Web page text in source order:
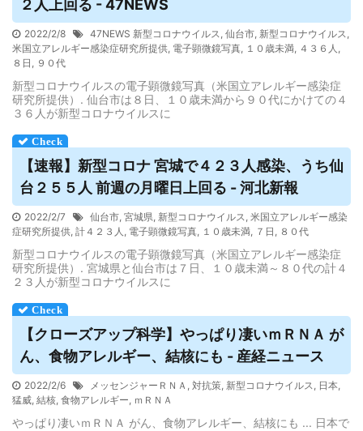
２人上回る - 47NEWS
2022/2/8 47NEWS 新型コロナウイルス, 仙台市, 新型コロナウイルス,
米国立アレルギー感染症研究所提供, 電子顕微鏡写真, １０歳未満, ４３６人 ,
８日 , ９０代
新型コロナウイルスの電子顕微鏡写真（米国立アレルギー感染症
研究所提供）. 仙台市は８日、１０歳未満から９０代にかけての４
３６人が新型コロナウイルスに
【速報】新型コロナ 宮城で４２３人感染、うち仙
台２５５人 前週の月曜日上回る - 河北新報
2022/2/7 仙台市, 宮城県, 新型コロナウイルス, 米国立アレルギー感染
症研究所提供, 計４２３人 , 電子顕微鏡写真, １０歳未満, ７日 , ８０代
新型コロナウイルスの電子顕微鏡写真（米国立アレルギー感染症
研究所提供）. 宮城県と仙台市は７日、１０歳未満～８０代の計４
２３人が新型コロナウイルスに
【クローズアップ科学】やっぱり凄いｍＲＮＡ が
ん、食物アレルギー、結核にも - 産経ニュース
2022/2/6 メッセンジャーＲＮＡ , 対抗策, 新型コロナウイルス, 日本,
猛威, 結核, 食物アレルギー, ｍＲＮＡ
やっぱり凄いｍＲＮＡ がん、食物アレルギー、結核にも ... 日本で